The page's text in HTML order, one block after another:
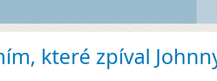
které zpíval